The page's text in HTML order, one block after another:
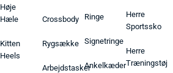
Høje
Hæle
Kitten
Heels
Crossbody
Rygsække
Arbejdstasker
Ringe
Signetringe
Ankelkæder
Herre
Sportssko
Herre
Træningstøj